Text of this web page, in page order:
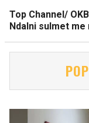
Top Channel/
Ndalni sulmet